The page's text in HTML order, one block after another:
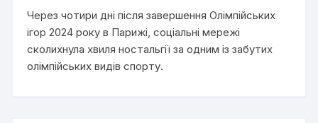
Через чотири дні після завершення Олімпійських
ігор 2024 року в Парижі, соціальні мережі
сколихнула хвиля ностальгії за одним із забутих
олімпійських видів спорту.